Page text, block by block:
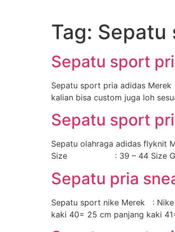
Tag: Sepatu
Sepatu sport
Sepatu sport pria adidas
kalian bisa custom juga loh
Sepatu sport
Sepatu olahraga adidas
Size : 39 – 44 Size
Sepatu pria
Sepatu sport nike Merek :
kaki 40= 25 cm panjang kaki